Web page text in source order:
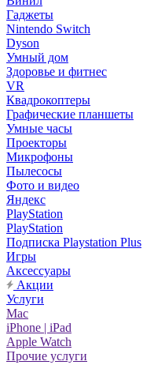
Гаджеты
Nintendo Switch
Dyson
Умный дом
Здоровье и фитнес
VR
Квадрокоптеры
Графические планшеты
Умные часы
Проекторы
Микрофоны
Пылесосы
Фото и видео
Яндекс
PlayStation
PlayStation
Подписка Playstation Plus
Игры
Аксессуары
Акции
Услуги
Mac
iPhone | iPad
Apple Watch
Прочие услуги